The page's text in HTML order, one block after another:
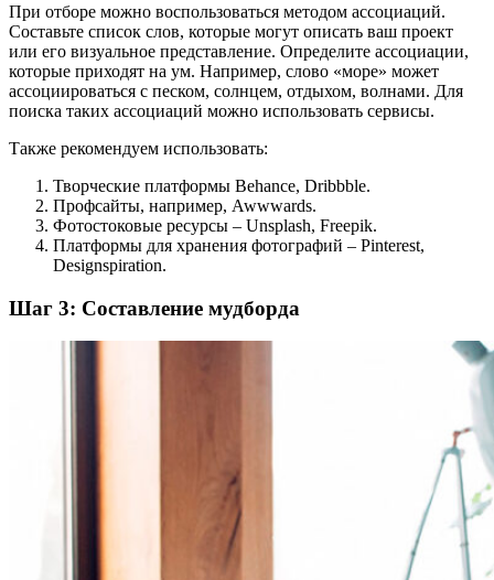
При отборе можно воспользоваться методом ассоциаций.
Составьте список слов, которые могут описать ваш проект
или его визуальное представление. Определите ассоциации,
которые приходят на ум. Например, слово «море» может
ассоциироваться с песком, солнцем, отдыхом, волнами. Для
поиска таких ассоциаций можно использовать сервисы.
Также рекомендуем использовать:
Творческие платформы Behance, Dribbble.
Профсайты, например, Awwwards.
Фотостоковые ресурсы – Unsplash, Freepik.
Платформы для хранения фотографий – Pinterest,
Designspiration.
Шаг 3: Составление мудборда